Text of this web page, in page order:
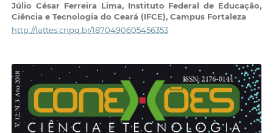
Júlio César Ferreira Lima, Instituto Federal de Educação,
Ciência e Tecnologia do Ceará (IFCE), Campus Fortaleza
http://lattes.cnpq.br/1870490605456353